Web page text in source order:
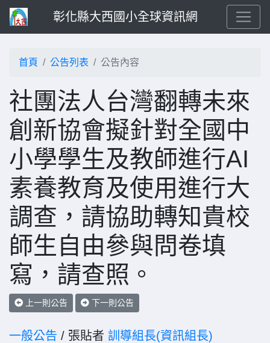
彰化縣大西國小全球資訊網
首頁 公告列表 公告內容
社團法人台灣翻轉未來
創新協會擬針對全國中
小學學生及教師進行AI
素養教育及使用進行大
調查，請協助轉知貴校
師生自由參與問卷填
寫，請查照。
上一則公告 下一則公告
一般公告 / 張貼者 訓導組長(資訊組長)